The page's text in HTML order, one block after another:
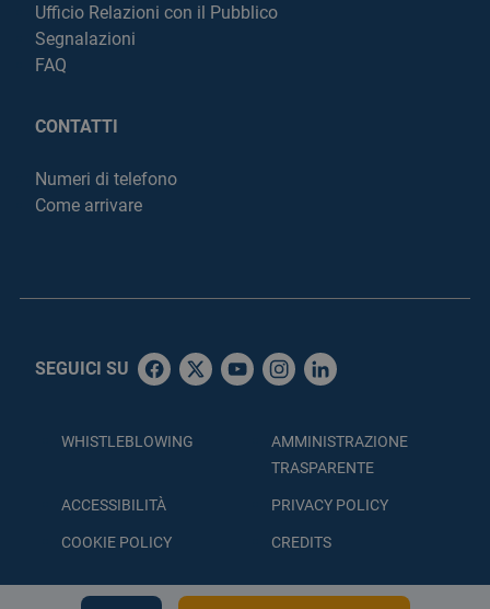
Ufficio Relazioni con il Pubblico
Segnalazioni
FAQ
CONTATTI
Numeri di telefono
Come arrivare
SEGUICI SU
WHISTLEBLOWING
AMMINISTRAZIONE
TRASPARENTE
ACCESSIBILITÀ PRIVACY POLICY
COOKIE POLICY CREDITS